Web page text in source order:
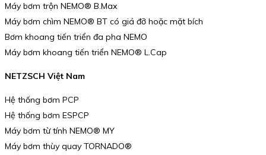
Máy bơm trộn NEMO® B.Max
Máy bơm chìm NEMO® BT có giá đỡ hoặc mặt bích
Bơm khoang tiến triển đa pha NEMO
Máy bơm khoang tiến triển NEMO® L.Cap
NETZSCH Việt Nam
Hệ thống bơm PCP
Hệ thống bơm ESPCP
Máy bơm từ tính NEMO® MY
Máy bơm thùy quay TORNADO®